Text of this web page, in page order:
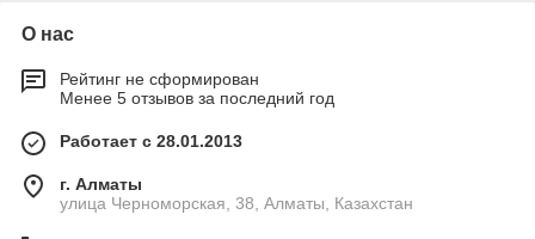
О нас
Рейтинг не сформирован
Менее 5 отзывов за последний год
Работает с 28.01.2013
г. Алматы
улица Черноморская, 38, Алматы, Казахстан